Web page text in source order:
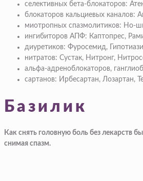
селективных бета-блокаторов:
блокаторов кальциевых
миотропных спазмолитиков: Но-
ингибиторов АПФ: Каптопрес,
диуретиков: Фуросемид,
нитратов: Сустак, Нитронг,
альфа-адреноблокаторов,
сартанов: Ирбесартан, Лозартан,
Базилик
Как снять головную боль без лекарств
снимая спазм.